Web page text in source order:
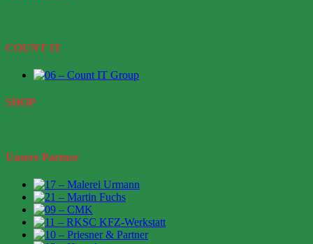
COUNT IT
SHOP
Unsere Partner